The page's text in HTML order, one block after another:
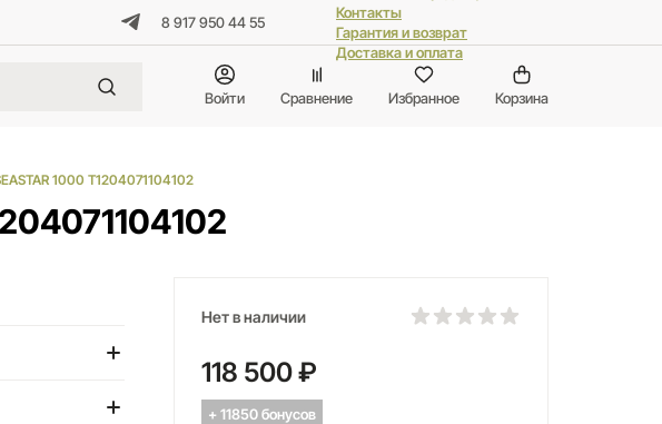
8 917 950 44 55
Контакты
Гарантия и возврат
Доставка и оплата
Войти Сравнение Избранное Корзина
1000 T1204071104102
Нет в наличии
118 500 ₽
+ 11850 бонусов